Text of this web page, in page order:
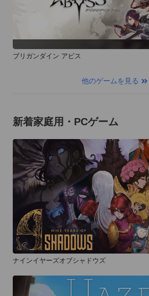
ブリガンダイン アビス
他のゲームを見る
新着家庭用・PCゲーム
ナインイヤーズオブシャドウズ